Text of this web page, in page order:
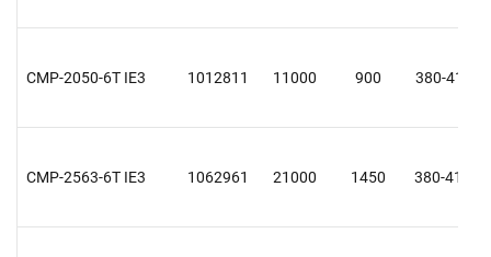
CMP-2050-6T IE3 1012811 11000 900 380-415 Y
CMP-2563-6T IE3 1062961 21000 1450 380-415 D